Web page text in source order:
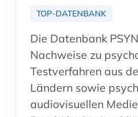
aristoteles (1)
arktis (7)
armenien (3)
TOP-DATENBANK
Die Datenbank
Nachweise zu
Testverfahren aus
Ländern sowie
audiovisuellen